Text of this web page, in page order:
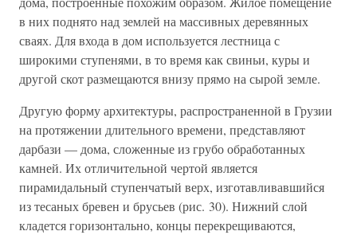
в них поднято над землей на массивных деревянных
сваях. Для входа в дом используется лестница с
широкими ступенями, в то время как свиньи, куры и
другой скот размещаются внизу прямо на сырой земле.
Другую форму архитектуры, распространенной в Грузии
на протяжении длительного времени, представляют
дарбази — дома, сложенные из грубо обработанных
камней. Их отличительной чертой является
пирамидальный ступенчатый верх, изготавливавшийся
из тесаных бревен и брусьев (рис. 30). Нижний слой
кладется горизонтально, концы перекрещиваются,